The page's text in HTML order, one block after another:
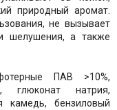
природный аромат.
не вызывает
шелушения, а также
ПАВ >10%,
глюконат натрия,
камедь, бензиловый